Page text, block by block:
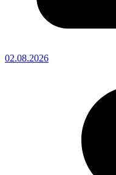
02.08.2026